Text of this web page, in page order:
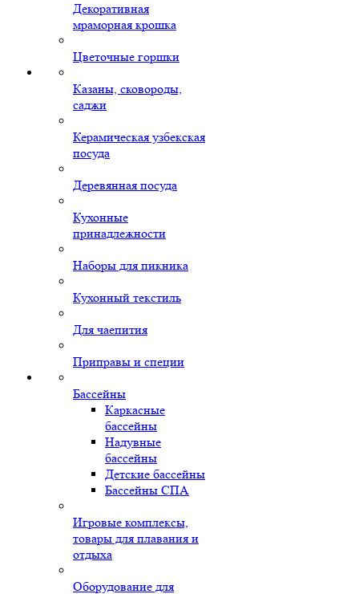
Декоративная
мраморная крошка
Цветочные горшки
Казаны, сковороды,
саджи
Керамическая узбекская
посуда
Деревянная посуда
Кухонные
принадлежности
Наборы для пикника
Кухонный текстиль
Для чаепития
Приправы и специи
Бассейны
Каркасные
бассейны
Надувные
бассейны
Детские бассейны
Бассейны СПА
Игровые комплексы,
товары для плавания и
отдыха
Оборудование для